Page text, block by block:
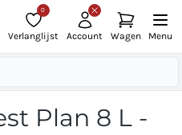
0
Verlanglijst Account Wagen Menu
Plan 8 L -